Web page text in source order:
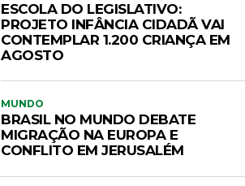
ESCOLA DO LEGISLATIVO:
PROJETO INFÂNCIA CIDADÃ VAI
CONTEMPLAR 1.200 CRIANÇA EM
AGOSTO
MUNDO
BRASIL NO MUNDO DEBATE
MIGRAÇÃO NA EUROPA E
CONFLITO EM JERUSALÉM